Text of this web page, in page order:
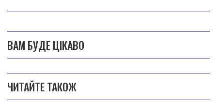
ВАМ БУДЕ ЦІКАВО
ЧИТАЙТЕ ТАКОЖ